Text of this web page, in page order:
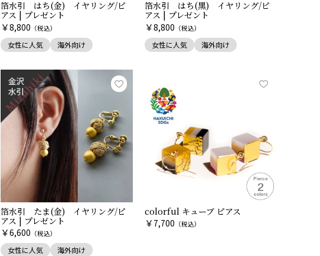
箔水引 はち(金) イヤリング/ピ
アス | プレゼント
￥8,800 （税込）
女性に人気 海外向け
箔水引 はち(黒) イヤリング/ピ
アス | プレゼント
￥8,800 （税込）
女性に人気 海外向け
箔水引 たま(金) イヤリング/ピ
アス | プレゼント
￥6,600 （税込）
女性に人気 海外向け
colorful キューブ ピアス
￥ 7,700 （税込）